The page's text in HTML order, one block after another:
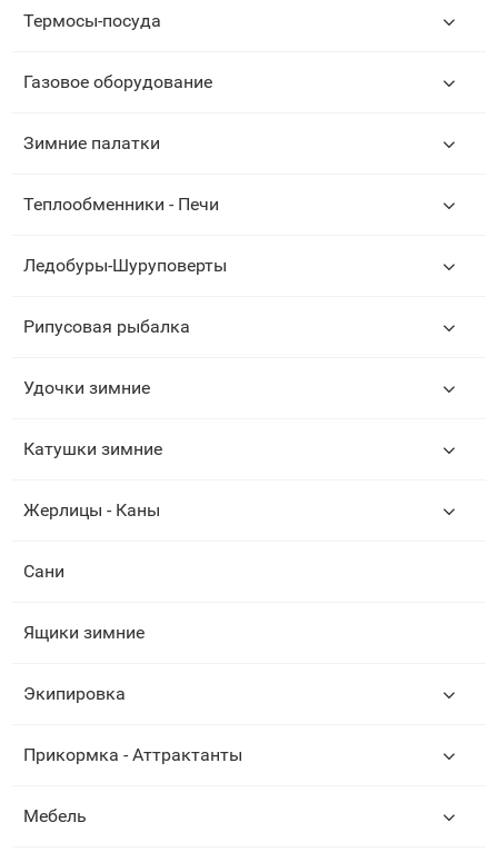
Термосы-посуда
Газовое оборудование
Зимние палатки
Теплообменники - Печи
Ледобуры-Шуруповерты
Рипусовая рыбалка
Удочки зимние
Катушки зимние
Жерлицы - Каны
Сани
Ящики зимние
Экипировка
Прикормка - Аттрактанты
Мебель